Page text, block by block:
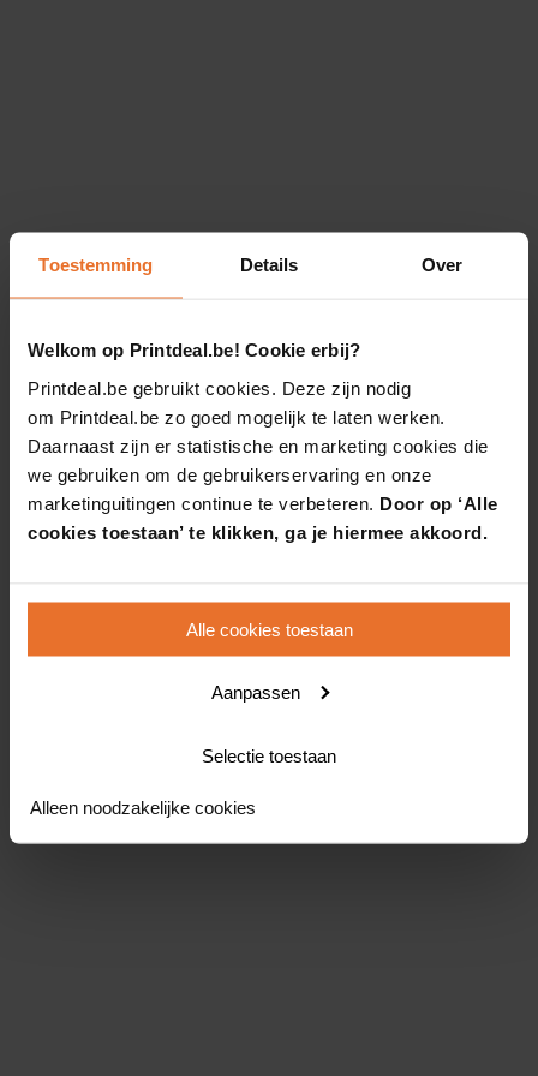
Toestemming Details Over
Welkom op Printdeal.be! Cookie erbij?
Printdeal.be gebruikt cookies. Deze zijn nodig
om Printdeal.be zo goed mogelijk te laten werken.
Daarnaast zijn er statistische en marketing cookies die
we gebruiken om de gebruikerservaring en onze
marketinguitingen continue te verbeteren. Door op ‘Alle
cookies toestaan’ te klikken, ga je hiermee akkoord.
Alle cookies toestaan
Aanpassen
Selectie toestaan
Alleen noodzakelijke cookies